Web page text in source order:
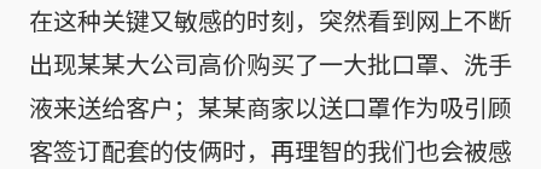
在这种关键又敏感的时刻，突然看到网上不断
出现某某大公司高价购买了一大批口罩、洗手
液来送给客户；某某商家以送口罩作为吸引顾
客签订配套的伎俩时，再理智的我们也会被感